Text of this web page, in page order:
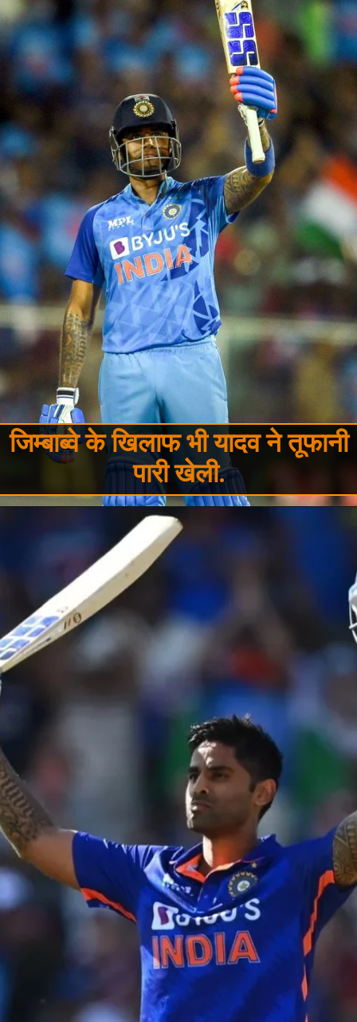
जिम्बाब्वे के खिलाफ भी यादव ने तूफानी
पारी खेली.